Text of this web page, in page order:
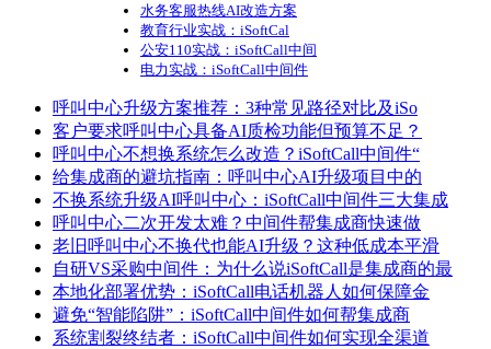
水务客服热线AI改造方案
教育行业实战：iSoftCal
公安110实战：iSoftCall中间
电力实战：iSoftCall中间件
呼叫中心升级方案推荐：3种常见路径对比及iSo
客户要求呼叫中心具备AI质检功能但预算不足？
呼叫中心不想换系统怎么改造？iSoftCall中间件“
给集成商的避坑指南：呼叫中心AI升级项目中的
不换系统升级AI呼叫中心：iSoftCall中间件三大集成
呼叫中心二次开发太难？中间件帮集成商快速做
老旧呼叫中心不换代也能AI升级？这种低成本平滑
自研VS采购中间件：为什么说iSoftCall是集成商的最
本地化部署优势：iSoftCall电话机器人如何保障金
避免“智能陷阱”：iSoftCall中间件如何帮集成商
系统割裂终结者：iSoftCall中间件如何实现全渠道